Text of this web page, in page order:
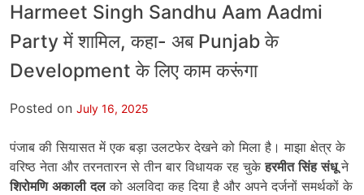
Harmeet Singh Sandhu Aam Aadmi
Party में शामिल, कहा- अब Punjab के
Development के लिए काम करूंगा
Posted on July 16, 2025
पंजाब की सियासत में एक बड़ा उलटफेर देखने को मिला है। माझा क्षेत्र के
वरिष्ठ नेता और तरनतारन से तीन बार विधायक रह चुकेहरमीत सिंह संधूने
शिरोमणि अकाली दलको अलविदा कह दिया है और अपने दर्जनों समर्थकों के